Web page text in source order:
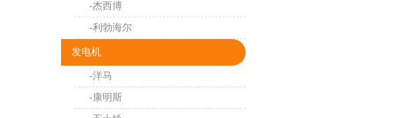
-杰西博
-利勃海尔
发电机
-洋马
-康明斯